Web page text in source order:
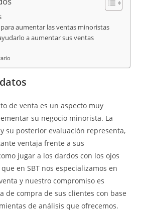
aumentar las ventas minoristas
a aumentar sus ventas
de venta es un aspecto muy
su negocio minorista. La
su posterior evaluación representa,
ventaja frente a sus
jugar a los dardos con los ojos
en SBT nos especializamos en
y nuestro compromiso es
de compra de sus clientes con base
de análisis que ofrecemos.